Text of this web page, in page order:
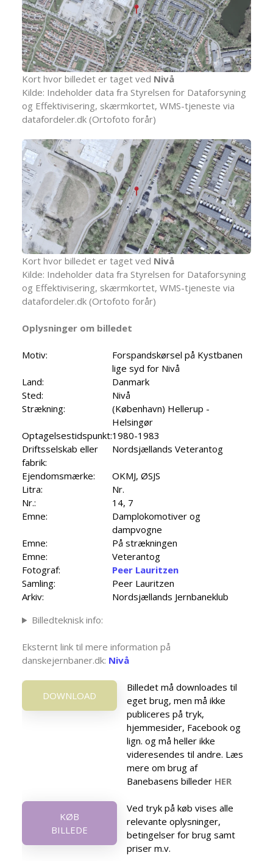
Kort hvor billedet er taget ved Nivå
Kilde: Indeholder data fra Styrelsen for Dataforsyning
og Effektivisering, skærmkortet, WMS-tjeneste via
datafordeler.dk (Ortofoto forår)
Kort hvor billedet er taget ved Nivå
Kilde: Indeholder data fra Styrelsen for Dataforsyning
og Effektivisering, skærmkortet, WMS-tjeneste via
datafordeler.dk (Ortofoto forår)
Oplysninger om billedet
Motiv:
Forspandskørsel på Kystbanen
lige syd for Nivå
Land:
Danmark
Sted:
Nivå
Strækning:
(København) Hellerup -
Helsingør
Optagelsestidspunkt:1980-1983
Driftsselskab eller
fabrik:
Nordsjællands Veterantog
Ejendomsmærke:
OKMJ, ØSJS
Litra:
Nr.
Nr.:
14, 7
Emne:
Damplokomotiver og
dampvogne
Emne:
På strækningen
Emne:
Veterantog
Fotograf:
Peer Lauritzen
Samling:
Peer Lauritzen
Arkiv:
Nordsjællands Jernbaneklub
Billedteknisk info:
Eksternt link til mere information på
danskejernbaner.dk: Nivå
DOWNLOAD
Billedet må downloades til
eget brug, men må ikke
publiceres på tryk,
hjemmesider, Facebook og
lign. og må heller ikke
videresendes til andre. Læs
mere om brug af
Banebasens billeder HER
KØB
BILLEDE
Ved tryk på køb vises alle
relevante oplysninger,
betingelser for brug samt
priser m.v.